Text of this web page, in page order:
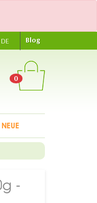
DE Blog
0
NEUE
-